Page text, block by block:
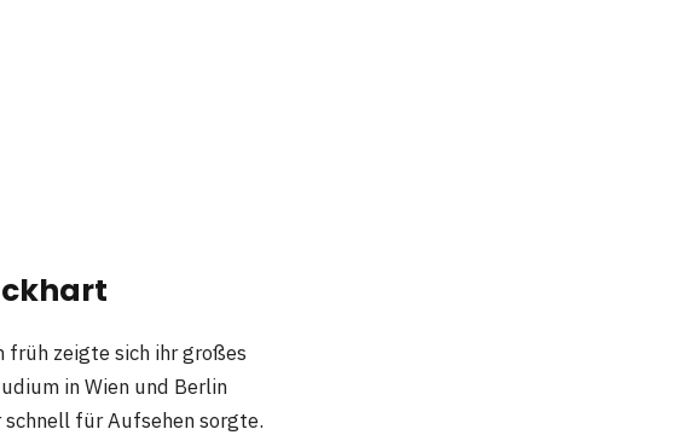
früh zeigte sich ihr großes
in Wien und Berlin
für Aufsehen sorgte.